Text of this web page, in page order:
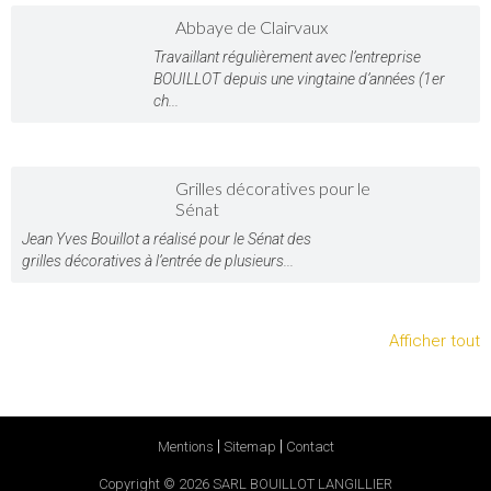
Abbaye de Clairvaux
Travaillant régulièrement avec l’entreprise
BOUILLOT depuis une vingtaine d’années (1er
ch...
Grilles décoratives pour le
Sénat
Jean Yves Bouillot a réalisé pour le Sénat des
grilles décoratives à l’entrée de plusieurs...
Afficher tout
Mentions Sitemap Contact
Copyright © 2026 SARL BOUILLOT LANGILLIER